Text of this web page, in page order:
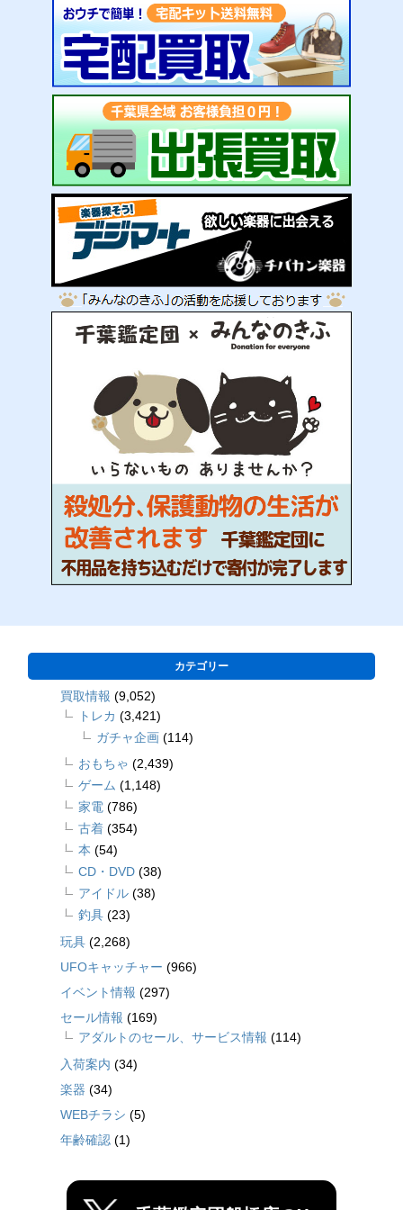
カテゴリー
買取情報 (9,052)
トレカ (3,421)
ガチャ企画 (114)
おもちゃ (2,439)
ゲーム (1,148)
家電 (786)
古着 (354)
本 (54)
CD・DVD (38)
アイドル (38)
釣具 (23)
玩具 (2,268)
UFOキャッチャー (966)
イベント情報 (297)
セール情報 (169)
アダルトのセール、サービス情報 (114)
入荷案内 (34)
楽器 (34)
WEBチラシ (5)
年齢確認 (1)